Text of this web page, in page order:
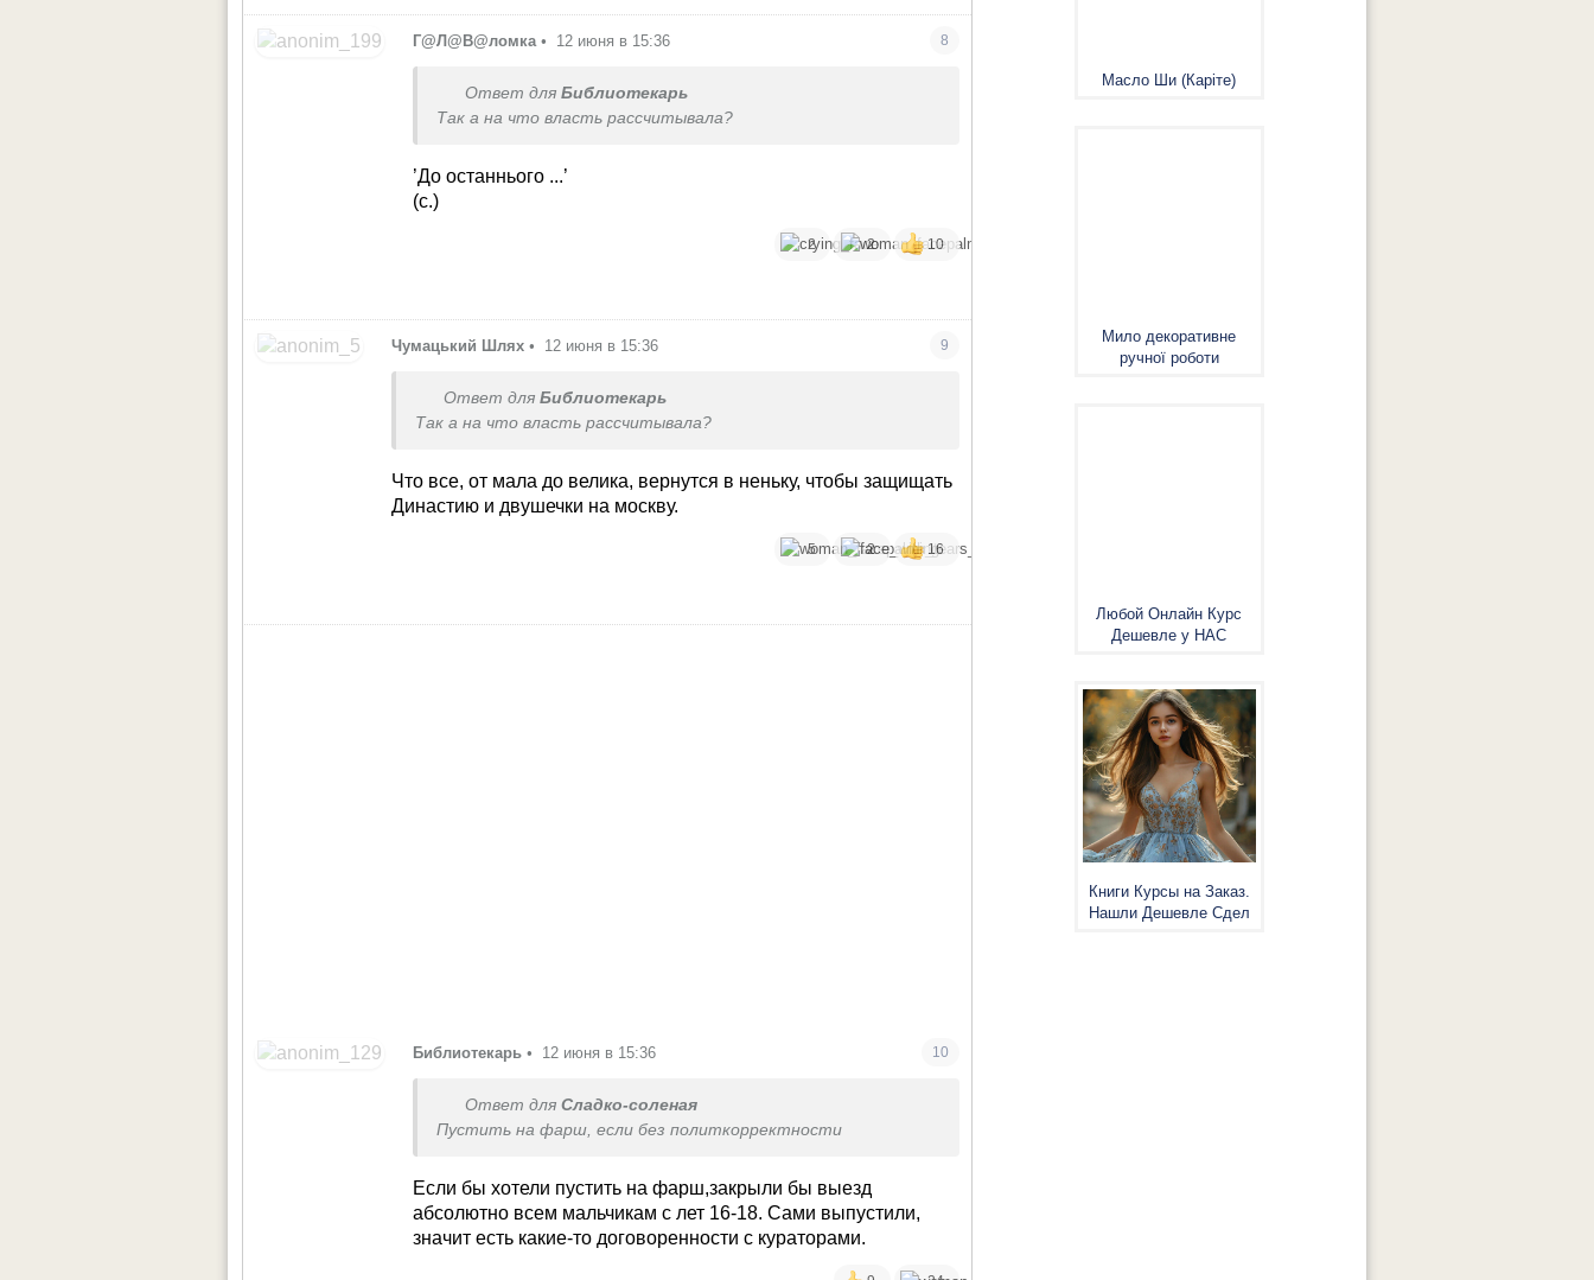
Г@Л@В@ломка • 12 июня в 15:36 8
Ответ для Библиотекарь
Так а на что власть рассчитывала?
’До останнього ...’
(с.)
2 2 10
Чумацький Шлях • 12 июня в 15:36 9
Ответ для Библиотекарь
Так а на что власть рассчитывала?
Что все, от мала до велика, вернутся в неньку, чтобы защищать
Династию и двушечки на москву.
5 2 16
Библиотекарь • 12 июня в 15:36 10
Ответ для Сладко-соленая
Пустить на фарш, если без политкорректности
Если бы хотели пустить на фарш,закрыли бы выезд
абсолютно всем мальчикам с лет 16-18. Сами выпустили,
значит есть какие-то договоренности с кураторами.
Масло Ши (Каріте)
Мило декоративне
ручної роботи
Любой Онлайн Курс
Дешевле у НАС
Книги Курсы на Заказ.
Нашли Дешевле Сдел